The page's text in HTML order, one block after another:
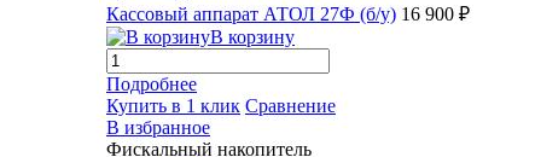
Кассовый аппарат АТОЛ 27Ф (б/у) 16 900 ₽
В корзину
Подробнее
Купить в 1 клик Сравнение
В избранное
Фискальный накопитель